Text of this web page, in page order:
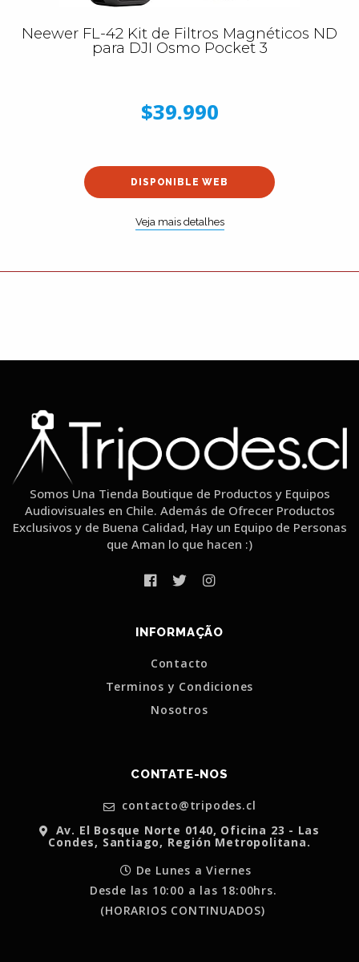
Neewer FL-42 Kit de Filtros Magnéticos ND
para DJI Osmo Pocket 3
$39.990
DISPONIBLE WEB
Veja mais detalhes
Somos Una Tienda Boutique de Productos y Equipos
Audiovisuales en Chile. Además de Ofrecer Productos
Exclusivos y de Buena Calidad, Hay un Equipo de Personas
que Aman lo que hacen :)
INFORMAÇÃO
Contacto
Terminos y Condiciones
Nosotros
CONTATE-NOS
contacto@tripodes.cl
Av. El Bosque Norte 0140, Oficina 23 - Las
Condes, Santiago, Región Metropolitana.
De Lunes a Viernes
Desde las 10:00 a las 18:00hrs.
(HORARIOS CONTINUADOS)